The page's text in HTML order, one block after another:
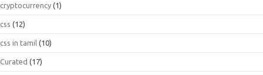
cryptocurrency (1)
css (12)
css in tamil (10)
Curated (17)